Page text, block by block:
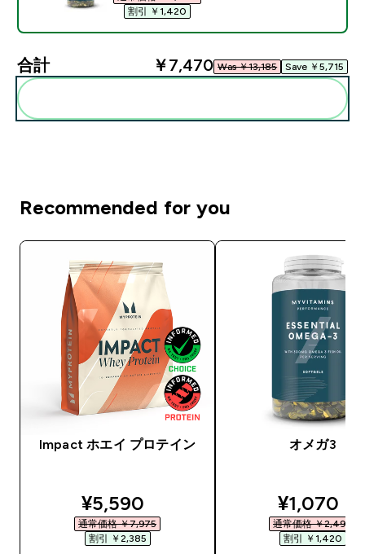
割引 ￥1,420‎
合計 ￥7,470‎ Was ￥13,185‎ Save ￥5,715‎
Recommended for you
Impact ホエイ プロテイン
discounted price
¥5,590‎
通常価格 ￥7,975‎
割引 ￥2,385‎
オメガ3
¥1,070‎
通常価格 ￥2,490‎
割引 ￥1,420‎